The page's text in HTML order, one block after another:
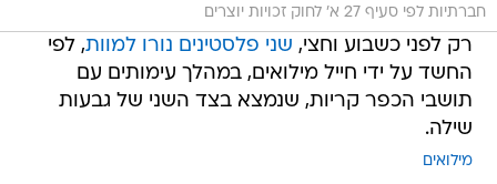
חברתיות לפי סעיף 27 א' לחוק זכויות יוצרים
רק לפני כשבוע וחצי, שני פלסטינים נורו למוות, לפי
החשד על ידי חייל מילואים, במהלך עימותים עם
תושבי הכפר קריות, שנמצא בצד השני של גבעות
שילה.
מילואים